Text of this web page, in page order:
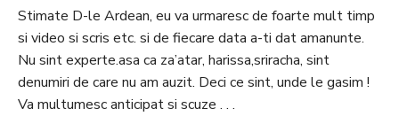
Stimate D-le Ardean, eu va urmaresc de foarte mult timp
si video si scris etc. si de fiecare data a-ti dat amanunte.
Nu sint experte.asa ca za’atar, harissa,sriracha, sint
denumiri de care nu am auzit. Deci ce sint, unde le gasim !
Va multumesc anticipat si scuze . . .